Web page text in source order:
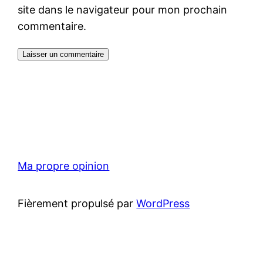
site dans le navigateur pour mon prochain
commentaire.
Ma propre opinion
Fièrement propulsé parWordPress